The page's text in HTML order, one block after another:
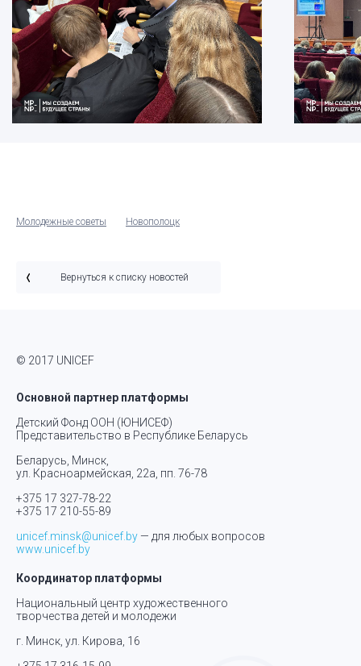
Молодежные советы Новополоцк
Вернуться к списку новостей
© 2017 UNICEF
Основной партнер платформы
Детский Фонд ООН (ЮНИСЕФ)
Представительство в Республике Беларусь
Беларусь, Минск,
ул. Красноармейская, 22а, пп. 76-78
+375 17 327-78-22
+375 17 210-55-89
unicef.minsk@unicef.by — для любых вопросов
www.unicef.by
Координатор платформы
Национальный центр художественного
творчества детей и молодежи
г. Минск, ул. Кирова, 16